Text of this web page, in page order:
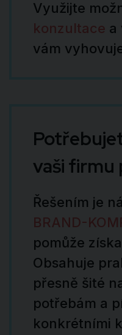
Využijte
konzultace a
vám
vaši firmu
Řešením je
BRAND-
pomůže
Obsahuje
přesně šité
potřebám a
konkrétními